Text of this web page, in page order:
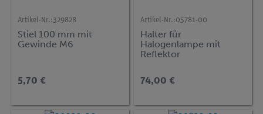
Artikel-Nr.:329828
Stiel 100 mm mit
Gewinde M6
5,70 €
Artikel-Nr.:05781-00
Halter für
Halogenlampe mit
Reflektor
74,00 €